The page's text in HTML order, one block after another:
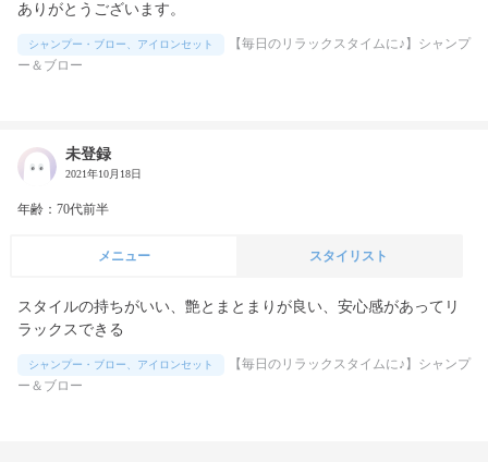
ありがとうございます。
シャンプー・ブロー、アイロンセット
【毎日のリラックスタイムに♪】シャンプ
ー＆ブロー
未登録
2021年10月18日
年齢：70代前半
メニュー スタイリスト
スタイルの持ちがいい、艶とまとまりが良い、安心感があってリ
ラックスできる
シャンプー・ブロー、アイロンセット
【毎日のリラックスタイムに♪】シャンプ
ー＆ブロー